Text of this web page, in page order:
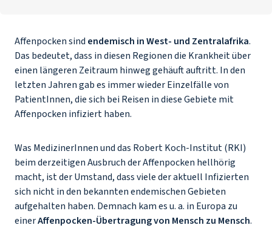
Affenpocken sind endemisch in West- und Zentralafrika.
Das bedeutet, dass in diesen Regionen die Krankheit über
einen längeren Zeitraum hinweg gehäuft auftritt. In den
letzten Jahren gab es immer wieder Einzelfälle von
PatientInnen, die sich bei Reisen in diese Gebiete mit
Affenpocken infiziert haben.
Was MedizinerInnen und das Robert Koch-Institut (RKI)
beim derzeitigen Ausbruch der Affenpocken hellhörig
macht, ist der Umstand, dass viele der aktuell Infizierten
sich nicht in den bekannten endemischen Gebieten
aufgehalten haben. Demnach kam es u. a. in Europa zu
einerAffenpocken-Übertragung von Mensch zu Mensch.